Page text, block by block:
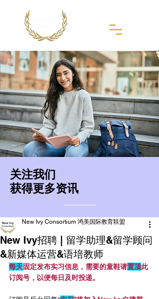
​关注我们
获得更多资讯
New Ivy招聘 | 留学助理&留学顾问
&新媒体运营&语培教师
New Ivy Consortium 鸿美国际教育联盟
每天固定发布实习信息，需要的童鞋请置顶此
订阅号，以便每日及时投递。